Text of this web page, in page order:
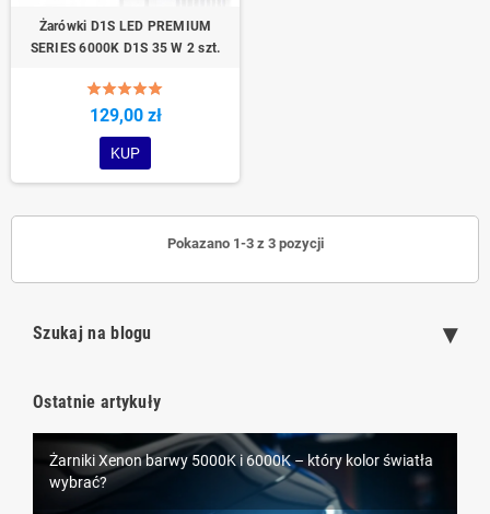
Szukaj na blogu
Ostatnie artykuły
LEDowe oświetlenie samochodowe D1S – nowoczesna
alternatywa dla ksenonów
Żarniki Xenon barwy 5000K i 6000K – który kolor światła
wybrać?
Żarówki D1S LED PREMIUM
SERIES 6000K D1S 35 W 2 szt.
129,00 zł
KUP
Pokazano 1-3 z 3 pozycji